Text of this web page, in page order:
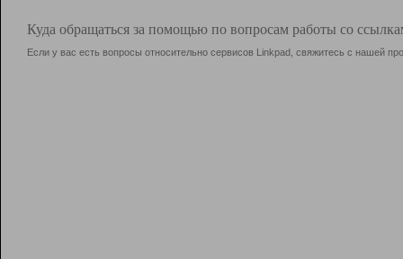
Куда обращаться за помощью по вопросам работы со
Если у вас есть вопросы относительно сервисов Linkpad, свяжитесь с нашей